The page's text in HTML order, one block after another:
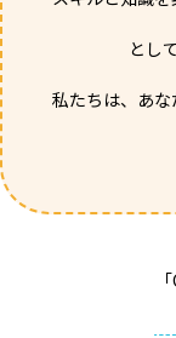
とし
私たちは、あ